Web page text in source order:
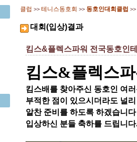
클럽 >> 테니스동호회 >> 동호인대회클럽 >>
대회(입상)결과
킴스&플렉스파워 전국동호인
킴스&플렉스
킴스배를 찾아주신 동호인 여
부적한 점이 있으시더라도 널
알찬 준비를 하도록 하겠습니다
입상하신 분들 축하를 드립니